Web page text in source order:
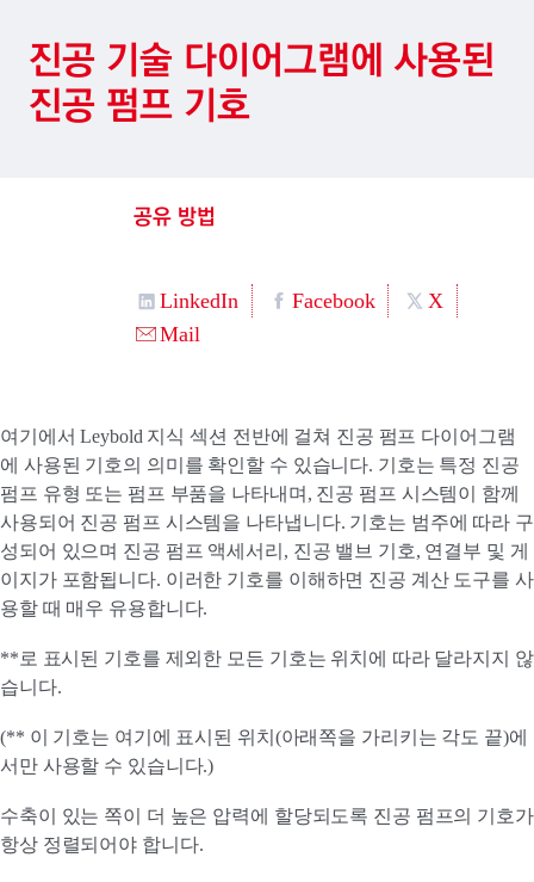
진공 기술 다이어그램에 사용된
진공 펌프 기호
공유 방법
LinkedIn Facebook
X
Mail
여기에서 Leybold 지식 섹션 전반에 걸쳐 진공 펌프 다이어그램
에 사용된 기호의 의미를 확인할 수 있습니다. 기호는 특정 진공
펌프 유형 또는 펌프 부품을 나타내며, 진공 펌프 시스템이 함께
사용되어 진공 펌프 시스템을 나타냅니다. 기호는 범주에 따라 구
성되어 있으며 진공 펌프 액세서리, 진공 밸브 기호, 연결부 및 게
이지가 포함됩니다. 이러한 기호를 이해하면 진공 계산 도구를 사
용할 때 매우 유용합니다.
**로 표시된 기호를 제외한 모든 기호는 위치에 따라 달라지지 않
습니다.
(** 이 기호는 여기에 표시된 위치(아래쪽을 가리키는 각도 끝)에
서만 사용할 수 있습니다.)
수축이 있는 쪽이 더 높은 압력에 할당되도록 진공 펌프의 기호가
항상 정렬되어야 합니다.